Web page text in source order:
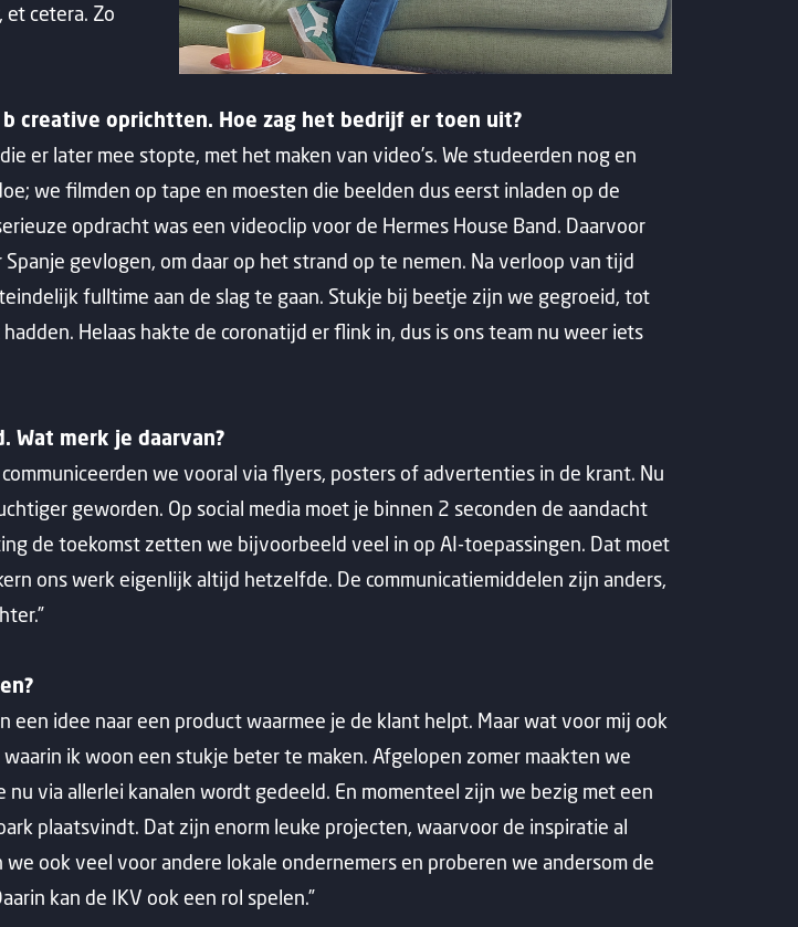
cetera. Zo
creative oprichtten. Hoe zag het bedrijf er toen uit?
er later mee stopte, met het maken van video’s. We studeerden nog en
we filmden op tape en moesten die beelden dus eerst inladen op de
opdracht was een videoclip voor de Hermes House Band. Daarvoor
gevlogen, om daar op het strand op te nemen. Na verloop van tijd
fulltime aan de slag te gaan. Stukje bij beetje zijn we gegroeid, tot
Helaas hakte de coronatijd er flink in, dus is ons team nu weer iets
Wat merk je daarvan?
we vooral via flyers, posters of advertenties in de krant. Nu
geworden. Op social media moet je binnen 2 seconden de aandacht
de toekomst zetten we bijvoorbeeld veel in op AI-toepassingen. Dat moet
ons werk eigenlijk altijd hetzelfde. De communicatiemiddelen zijn anders,
idee naar een product waarmee je de klant helpt. Maar wat voor mij ook
ik woon een stukje beter te maken. Afgelopen zomer maakten we
via allerlei kanalen wordt gedeeld. En momenteel zijn we bezig met een
plaatsvindt. Dat zijn enorm leuke projecten, waarvoor de inspiratie al
ook veel voor andere lokale ondernemers en proberen we andersom de
kan de IKV ook een rol spelen.”